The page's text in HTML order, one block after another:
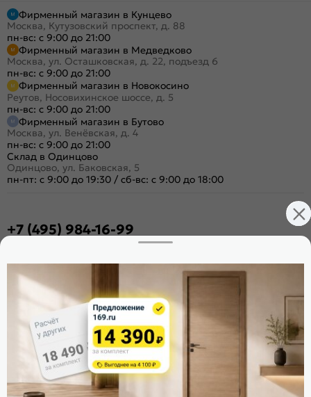
Фирменный магазин в Кунцево
Москва, Кутузовский проспект, д. 88
пн-вс: с 9:00 до 21:00
Фирменный магазин в Медведково
Москва, ул. Осташковская, д. 22, подъезд 6
пн-вс: с 9:00 до 21:00
Фирменный магазин в Новокосино
Реутов, Носовихинское шоссе, д. 5
пн-вс: с 9:00 до 21:00
Фирменный магазин в Бутово
Москва, ул. Венёвская, д. 4
пн-вс: с 9:00 до 21:00
Склад в Одинцово
Одинцово, ул. Баковская, 5
пн-пт: с 9:00 до 19:30 / сб-вс: с 9:00 до 18:00
+7 (495) 984-16-99
Расскажите о нас
Поделиться
Оцените магазин
ИКС 1340